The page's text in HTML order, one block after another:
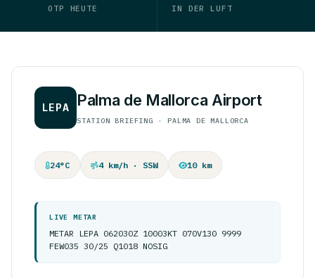
OTP HEUTE IN DER LUFT
LEPA Palma de Mallorca Airport
STATION BRIEFING · PALMA DE MALLORCA
24°C 4 km/h · SSW 10 km
LIVE METAR
METAR LEPA 062030Z 10003KT 070V130 9999
FEW035 30/25 Q1018 NOSIG